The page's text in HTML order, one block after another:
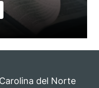
del Norte